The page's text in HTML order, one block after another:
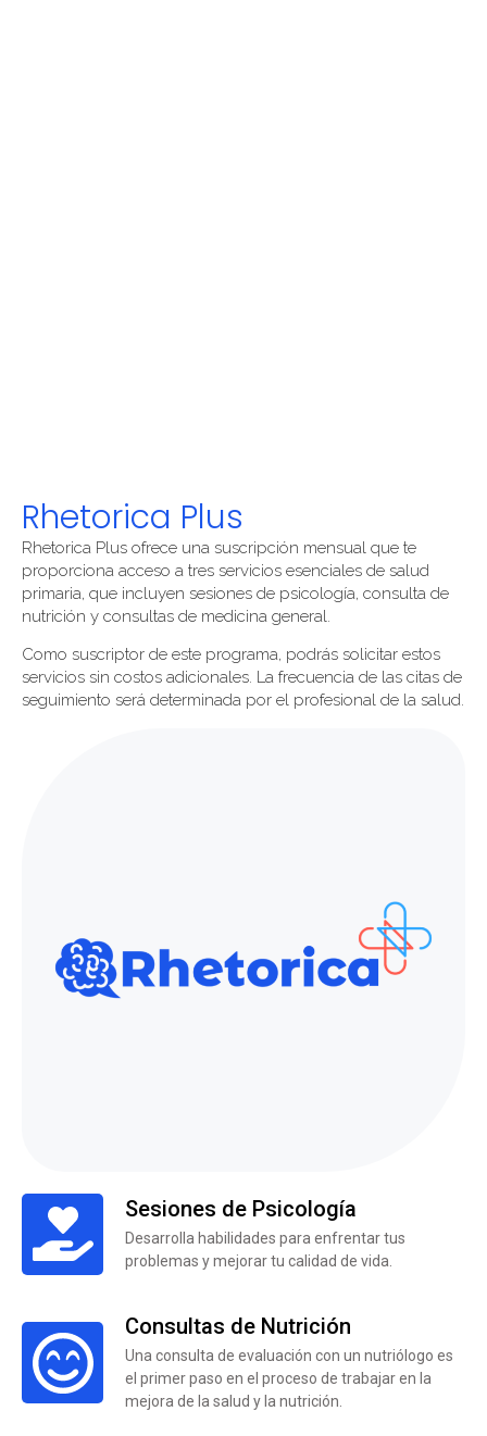
Rhetorica Plus
Rhetorica Plus ofrece una suscripción mensual que te
proporciona acceso a tres servicios esenciales de salud
primaria, que incluyen sesiones de psicología, consulta de
nutrición y consultas de medicina general.
Como suscriptor de este programa, podrás solicitar estos
servicios sin costos adicionales. La frecuencia de las citas de
seguimiento será determinada por el profesional de la salud.
Sesiones de Psicología
Desarrolla habilidades para enfrentar tus
problemas y mejorar tu calidad de vida.
Consultas de Nutrición
Una consulta de evaluación con un nutriólogo es
el primer paso en el proceso de trabajar en la
mejora de la salud y la nutrición.